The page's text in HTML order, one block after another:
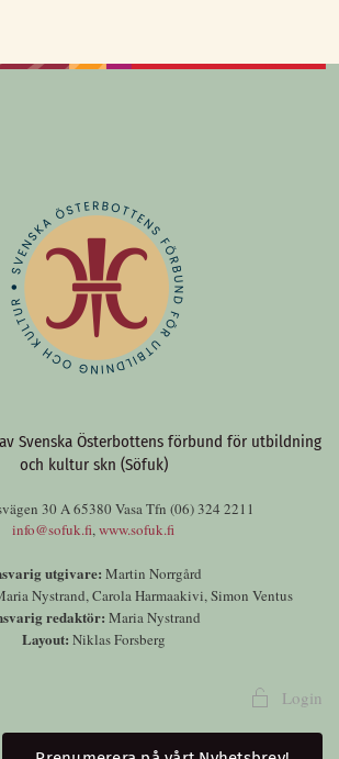
Svenska Österbottens förbund för utbildning
och kultur skn (Söfuk)
30 A 65380 Vasa Tfn (06) 324 2211
info@sofuk.fi,www.sofuk.fi
utgivare: Martin Norrgård
Nystrand, Carola Harmaakivi, Simon Ventus
redaktör: Maria Nystrand
Layout: Niklas Forsberg
Login